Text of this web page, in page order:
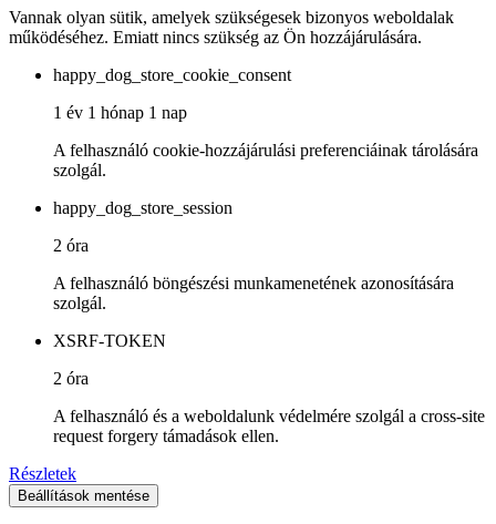
Vannak olyan sütik, amelyek szükségesek bizonyos weboldalak
működéséhez. Emiatt nincs szükség az Ön hozzájárulására.
happy_dog_store_cookie_consent
1 év 1 hónap 1 nap
A felhasználó cookie-hozzájárulási preferenciáinak tárolására
szolgál.
happy_dog_store_session
2 óra
A felhasználó böngészési munkamenetének azonosítására
szolgál.
XSRF-TOKEN
2 óra
A felhasználó és a weboldalunk védelmére szolgál a cross-site
request forgery támadások ellen.
Részletek
Beállítások mentése